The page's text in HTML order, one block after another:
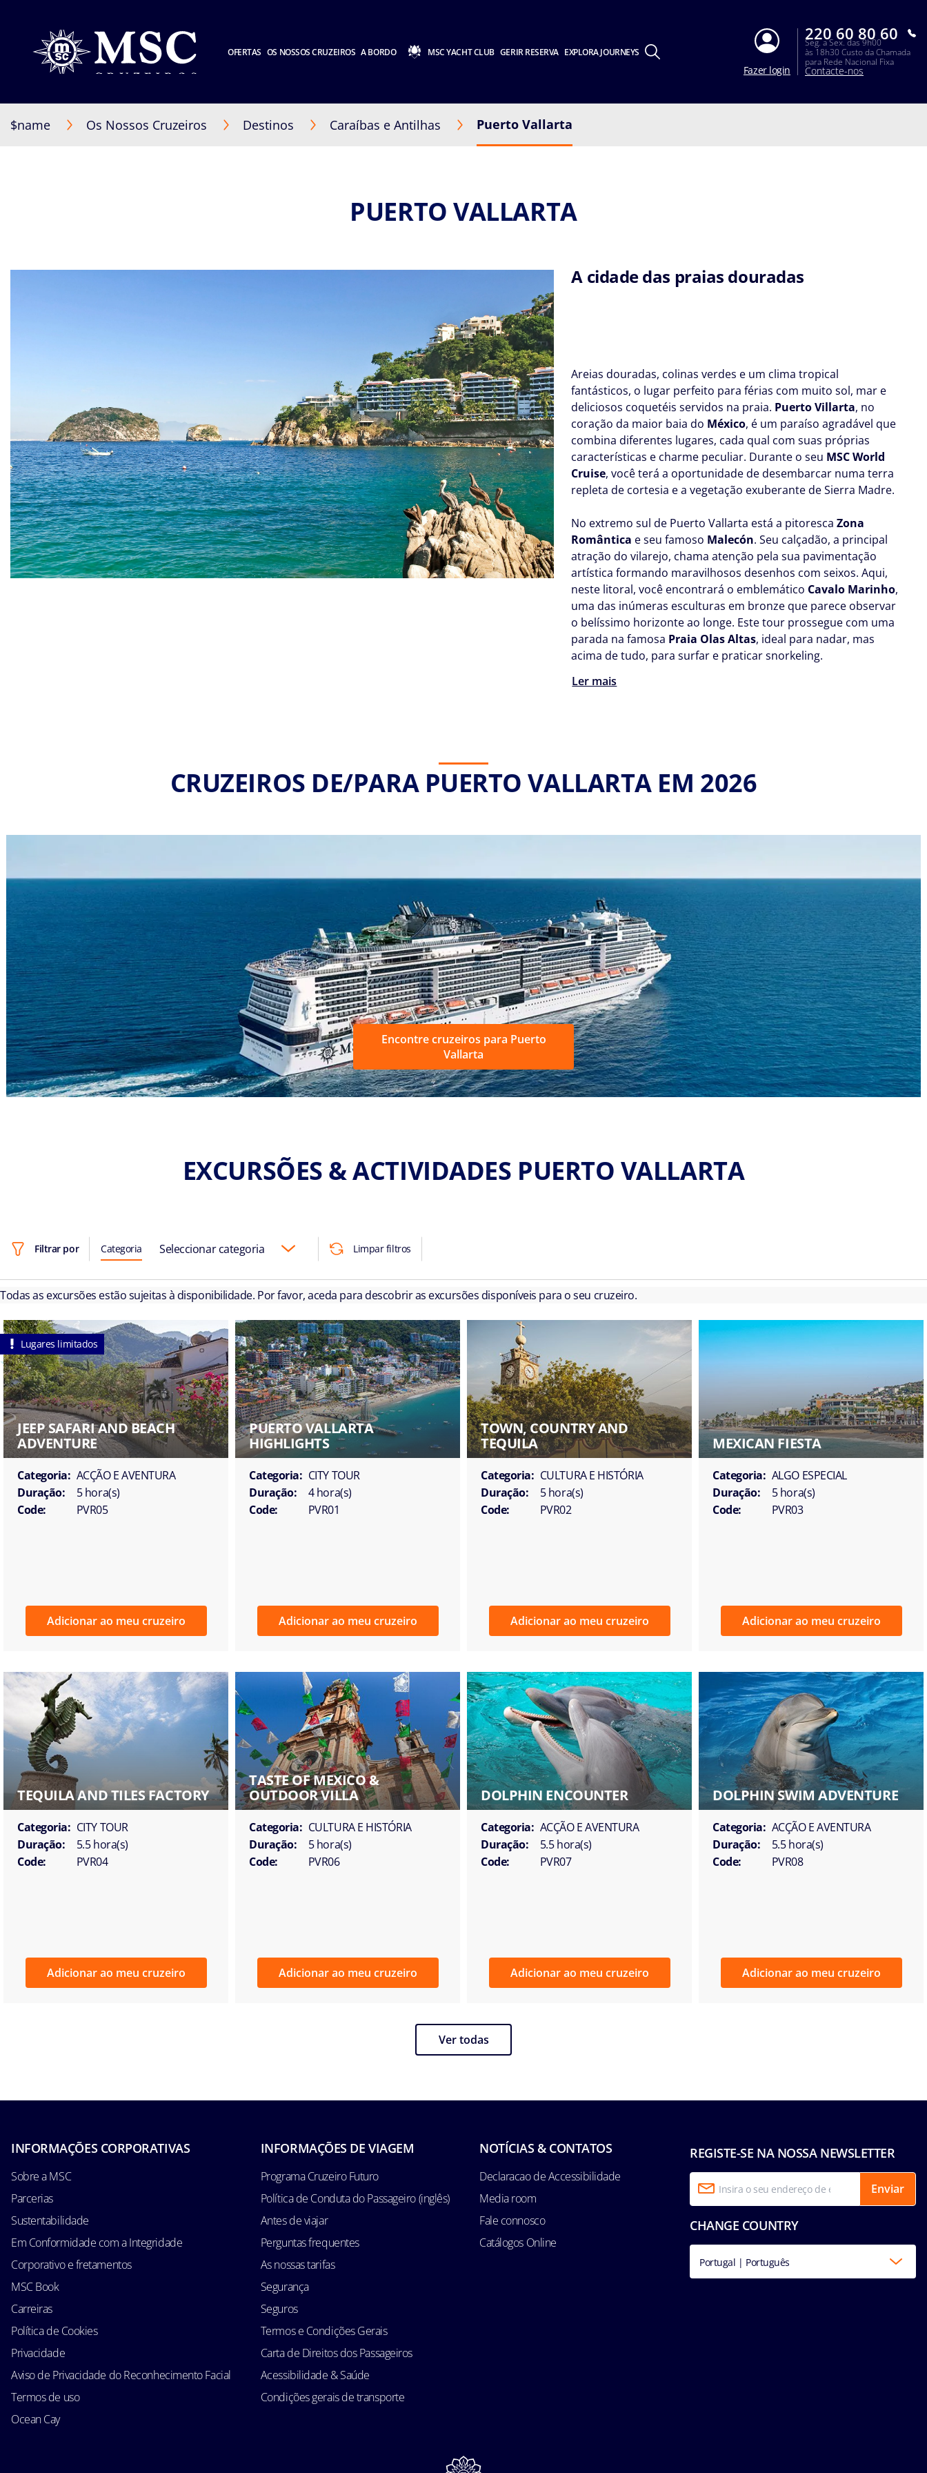
OFERTAS OS NOSSOS CRUZEIROS A BORDO MSC YACHT CLUB GERIR RESERVA EXPLORA JOURNEYS
Fazer login
220 60 80 60
Seg. a Sex. das 9h00
às 18h30 Custo da Chamada
para Rede Nacional Fixa
Contacte-nos
$name Os Nossos Cruzeiros Destinos Caraíbas e Antilhas Puerto Vallarta
PUERTO VALLARTA
A cidade das praias douradas
Areias douradas, colinas verdes e um clima tropical
fantásticos, o lugar perfeito para férias com muito sol, mar e
deliciosos coquetéis servidos na praia. Puerto Villarta, no
coração da maior baia do México, é um paraíso agradável que
combina diferentes lugares, cada qual com suas próprias
características e charme peculiar. Durante o seu MSC World
Cruise, você terá a oportunidade de desembarcar numa terra
repleta de cortesia e a vegetação exuberante de Sierra Madre.
No extremo sul de Puerto Vallarta está a pitorescaZona
Romântica e seu famoso Malecón. Seu calçadão, a principal
atração do vilarejo, chama atenção pela sua pavimentação
artística formando maravilhosos desenhos com seixos. Aqui,
neste litoral, você encontrará o emblemático Cavalo Marinho,
uma das inúmeras esculturas em bronze que parece observar
o belíssimo horizonte ao longe. Este tour prossegue com uma
parada na famosa Praia Olas Altas, ideal para nadar, mas
acima de tudo, para surfar e praticar snorkeling.
Ler mais
CRUZEIROS DE/PARA PUERTO VALLARTA EM 2026
Encontre cruzeiros para Puerto
Vallarta
EXCURSÕES & ACTIVIDADES PUERTO VALLARTA
Filtrar por Categoria Seleccionar categoria Limpar filtros
Todas as excursões estão sujeitas à disponibilidade. Por favor, aceda para descobrir as excursões disponíveis para o seu cruzeiro.
Lugares limitados
JEEP SAFARI AND BEACH
ADVENTURE
Categoria: ACÇÃO E AVENTURA
Duração:
5 hora(s)
Code:
PVR05
Adicionar ao meu cruzeiro
PUERTO VALLARTA
HIGHLIGHTS
Categoria: CITY TOUR
Duração:
4 hora(s)
Code:
PVR01
Adicionar ao meu cruzeiro
TOWN, COUNTRY AND
TEQUILA
Categoria: CULTURA E HISTÓRIA
Duração:
5 hora(s)
Code:
PVR02
Adicionar ao meu cruzeiro
MEXICAN FIESTA
Categoria: ALGO ESPECIAL
Duração:
5 hora(s)
Code:
PVR03
Adicionar ao meu cruzeiro
TEQUILA AND TILES FACTORY
Categoria: CITY TOUR
Duração:
5.5 hora(s)
Code:
PVR04
Adicionar ao meu cruzeiro
TASTE OF MEXICO &
OUTDOOR VILLA
Categoria: CULTURA E HISTÓRIA
Duração:
5 hora(s)
Code:
PVR06
Adicionar ao meu cruzeiro
DOLPHIN ENCOUNTER
Categoria: ACÇÃO E AVENTURA
Duração:
5.5 hora(s)
Code:
PVR07
Adicionar ao meu cruzeiro
DOLPHIN SWIM ADVENTURE
Categoria: ACÇÃO E AVENTURA
Duração:
5.5 hora(s)
Code:
PVR08
Adicionar ao meu cruzeiro
Ver todas
REGISTE-SE NA NOSSA NEWSLETTER
Enviar
CHANGE COUNTRY
Portugal | Português
INFORMAÇÕES CORPORATIVAS
Sobre a MSC
Parcerias
Sustentabilidade
Em Conformidade com a Integridade
Corporativo e fretamentos
MSC Book
Carreiras
Política de Cookies
Privacidade
Aviso de Privacidade do Reconhecimento Facial
Termos de uso
Ocean Cay
INFORMAÇÕES DE VIAGEM
Programa Cruzeiro Futuro
Política de Conduta do Passageiro (inglês)
Antes de viajar
Perguntas frequentes
As nossas tarifas
Segurança
Seguros
Termos e Condições Gerais
Carta de Direitos dos Passageiros
Acessibilidade & Saúde
Condições gerais de transporte
NOTÍCIAS & CONTATOS
Declaracao de Accessibilidade
Media room
Fale connosco
Catálogos Online